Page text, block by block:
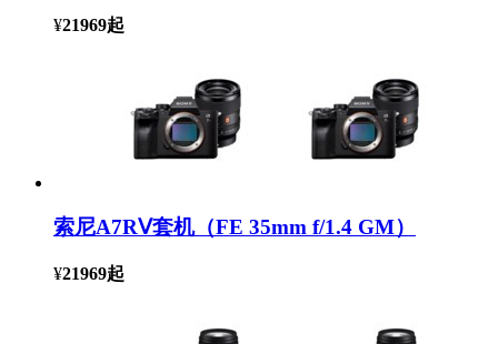
¥21969起
索尼A7RⅤ套机（FE 35mm f/1.4 GM）
¥21969起